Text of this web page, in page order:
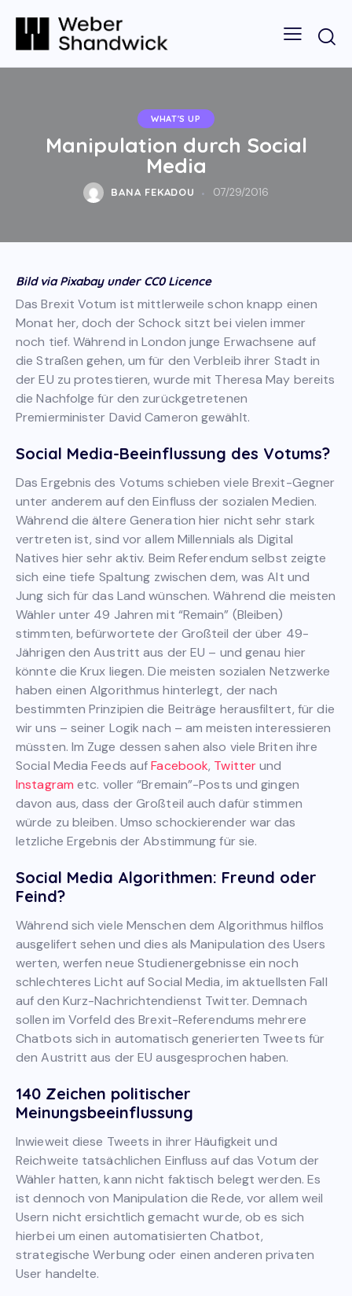
WHAT'S UP
Manipulation durch Social
Media
BANA FEKADOU 07/29/2016
Bild via Pixabay under CC0 Licence
Das Brexit Votum ist mittlerweile schon knapp einen
Monat her, doch der Schock sitzt bei vielen immer
noch tief. Während in London junge Erwachsene auf
die Straßen gehen, um für den Verbleib ihrer Stadt in
der EU zu protestieren, wurde mit Theresa May bereits
die Nachfolge für den zurückgetretenen
Premierminister David Cameron gewählt.
Social Media-Beeinflussung des Votums?
Das Ergebnis des Votums schieben viele Brexit-Gegner
unter anderem auf den Einfluss der sozialen Medien.
Während die ältere Generation hier nicht sehr stark
vertreten ist, sind vor allem Millennials als Digital
Natives hier sehr aktiv. Beim Referendum selbst zeigte
sich eine tiefe Spaltung zwischen dem, was Alt und
Jung sich für das Land wünschen. Während die meisten
Wähler unter 49 Jahren mit “Remain” (Bleiben)
stimmten, befürwortete der Großteil der über 49-
Jährigen den Austritt aus der EU – und genau hier
könnte die Krux liegen. Die meisten sozialen Netzwerke
haben einen Algorithmus hinterlegt, der nach
bestimmten Prinzipien die Beiträge herausfiltert, für die
wir uns – seiner Logik nach – am meisten interessieren
müssten. Im Zuge dessen sahen also viele Briten ihre
Social Media Feeds aufFacebook, Twitterund
Instagram etc. voller “Bremain”-Posts und gingen
davon aus, dass der Großteil auch dafür stimmen
würde zu bleiben. Umso schockierender war das
letzliche Ergebnis der Abstimmung für sie.
Social Media Algorithmen: Freund oder
Feind?
Während sich viele Menschen dem Algorithmus hilflos
ausgelifert sehen und dies als Manipulation des Users
werten, werfen neue Studienergebnisse ein noch
schlechteres Licht auf Social Media, im aktuellsten Fall
auf den Kurz-Nachrichtendienst Twitter. Demnach
sollen im Vorfeld des Brexit-Referendums mehrere
Chatbots sich in automatisch generierten Tweets für
den Austritt aus der EU ausgesprochen haben.
140 Zeichen politischer
Meinungsbeeinflussung
Inwieweit diese Tweets in ihrer Häufigkeit und
Reichweite tatsächlichen Einfluss auf das Votum der
Wähler hatten, kann nicht faktisch belegt werden. Es
ist dennoch von Manipulation die Rede, vor allem weil
Usern nicht ersichtlich gemacht wurde, ob es sich
hierbei um einen automatisierten Chatbot,
strategische Werbung oder einen anderen privaten
User handelte.